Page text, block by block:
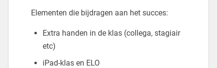
Elementen die bijdragen aan het succes:
Extra handen in de klas (collega, stagiair
etc)
iPad-klas en ELO